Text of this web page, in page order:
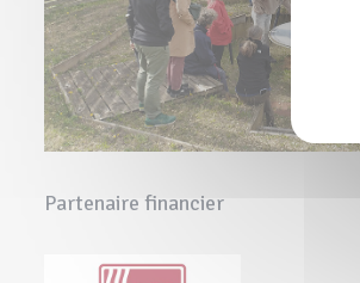
Partenaire financier